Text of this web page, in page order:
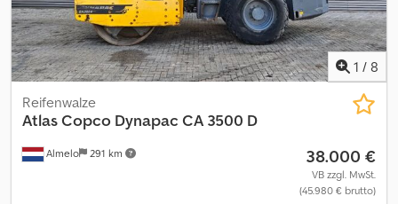
1 / 8
Almelo 291 km
Reifenwalze
Atlas Copco Dynapac CA 3500 D
38.000 €
VB zzgl. MwSt.
(45.980 € brutto)